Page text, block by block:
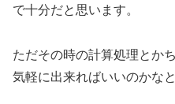
で十分だと思います。
ただその時の計算処理とか
気軽に出来ればいいのかなと